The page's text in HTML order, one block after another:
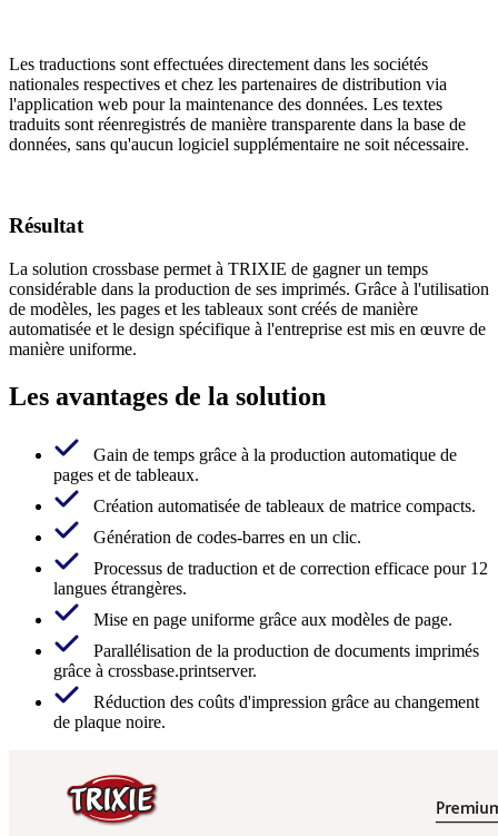
Les traductions sont effectuées directement dans les sociétés
nationales respectives et chez les partenaires de distribution via
l'application web pour la maintenance des données. Les textes
traduits sont réenregistrés de manière transparente dans la base de
données, sans qu'aucun logiciel supplémentaire ne soit nécessaire.
Résultat
La solution crossbase permet à TRIXIE de gagner un temps
considérable dans la production de ses imprimés. Grâce à l'utilisation
de modèles, les pages et les tableaux sont créés de manière
automatisée et le design spécifique à l'entreprise est mis en œuvre de
manière uniforme.
Les avantages de la solution
Gain de temps grâce à la production automatique de
pages et de tableaux.
Création automatisée de tableaux de matrice compacts.
Génération de codes-barres en un clic.
Processus de traduction et de correction efficace pour 12
langues étrangères.
Mise en page uniforme grâce aux modèles de page.
Parallélisation de la production de documents imprimés
grâce à crossbase.printserver.
Réduction des coûts d'impression grâce au changement
de plaque noire.